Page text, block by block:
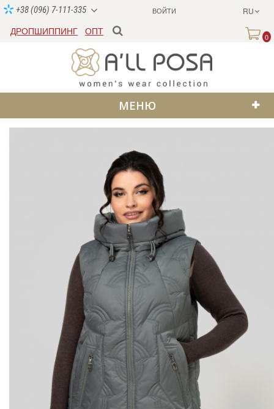
ВОЙТИ RU
+38 (096) 7-111-335
ДРОПШИППИНГ ОПТ
0
МЕНЮ